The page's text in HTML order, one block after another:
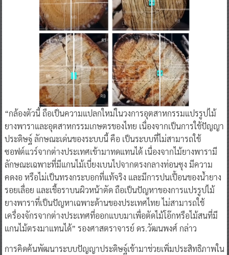
“กล้องตัวนี้ ถือเป็นความแปลกใหม่ในวงการอุตสาหกรรมแปรรูปไม้
ยางพาราและอุตสาหกรรมเกษตรของไทย เนื่องจากเป็นการใช้ปัญญา
ประดิษฐ์ ลักษณะเด่นของระบบนี้ คือ เป็นระบบที่ไม่สามารถใช้
ซอฟต์แวร์จากต่างประเทศเข้ามาทดแทนได้ เนื่องจากไม้ยางพารามี
ลักษณะเฉพาะที่มีแกนไม้เบี่ยงเบนไปจากตรงกลางท่อนซุง มีความ
คดงอ หรือไม่เป็นทรงกระบอกที่แท้จริง และมีการปนเปื้อนของน้ำยาง
รอยเลื่อย และเชื้อราบนผิวหน้าตัด ถือเป็นปัญหาของการแปรรูปไม้
ยางพาราที่เป็นปัญหาเฉพาะด้านของประเทศไทย ไม่สามารถใช้
เครื่องจักรจากต่างประเทศที่ออกแบบมาเพื่อตัดไม้โอ๊กหรือไม้สนที่มี
แกนไม้ตรงมาแทนได้” รองศาสตราจารย์ ดร.วัฒนพงศ์ กล่าว
การคิดค้นพัฒนาระบบปัญญาประดิษฐ์เข้ามาช่วยเพิ่มประสิทธิภาพใน